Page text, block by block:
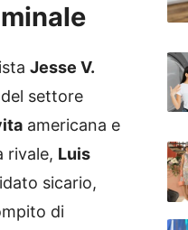
Jesse V.
del settore
americana e
rivale, Luis
sicario,
di